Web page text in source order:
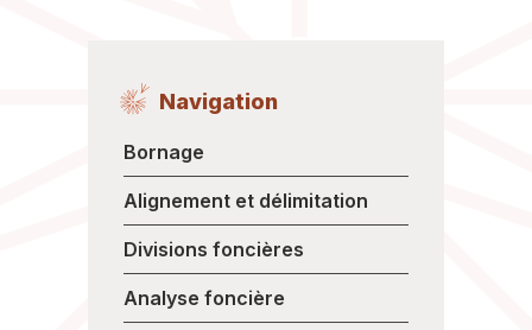
Navigation
Bornage
Alignement et délimitation
Divisions foncières
Analyse foncière